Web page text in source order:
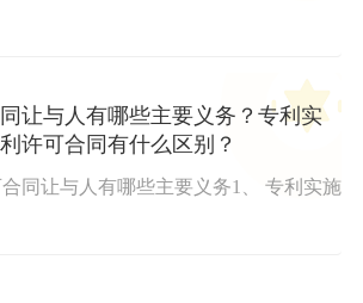
让与人有哪些主要义务？专利实
许可合同有什么区别？
同让与人有哪些主要义务1、 专利实施